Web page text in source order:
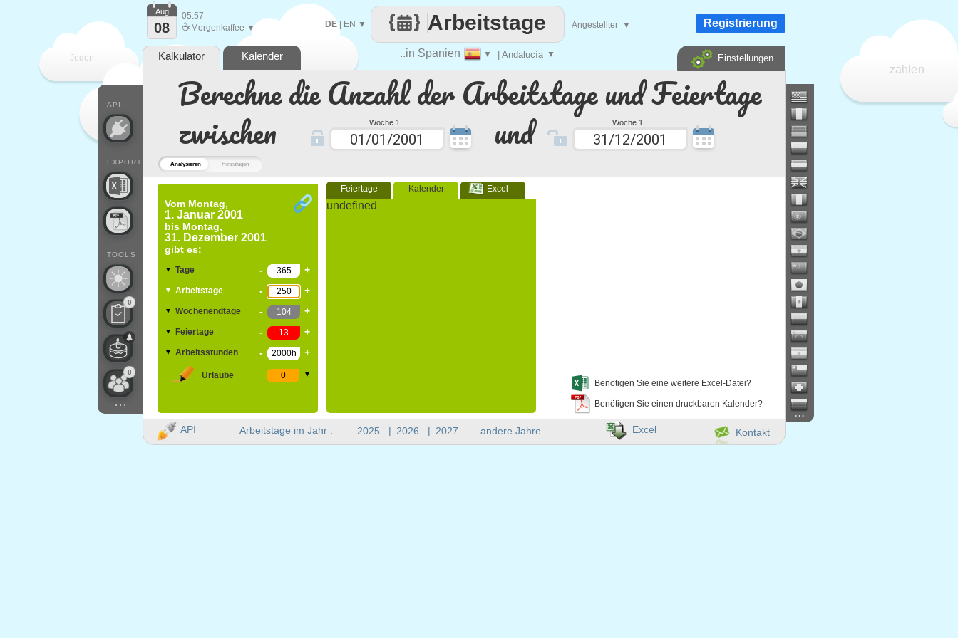
Analysieren Hinzufügen
Berechne die Anzahl der Arbeitstage und Feiertage
zwischen
Woche 1 und Woche 1
Vom Montag,
1. Januar 2001
bis Montag,
31. Dezember 2001
gibt es:
▼ Tage - +
▼ Arbeitstage - +
▼ Wochenendtage - +
▼ Feiertage - +
▼ Arbeitsstunden - +
Urlaube ▼
Feiertage Kalender Excel
undefined
Benötigen Sie eine weitere Excel-Datei?
Benötigen Sie einen druckbaren Kalender?
Jeden
zählen
..in Spanien ▼ | Andalucía ▼
Arbeitstage
DE| EN ▼ Angestellter ▼
API
EXPORT
TOOLS
0
0
...
Aug
08
05:57
☕ Morgenkaffee ▼ Registrierung
Kalkulator Kalender Einstellungen
Arbeitstage im Jahr : 2025 | 2026 | 2027 ..andere Jahre
...
API Kontakt
Excel